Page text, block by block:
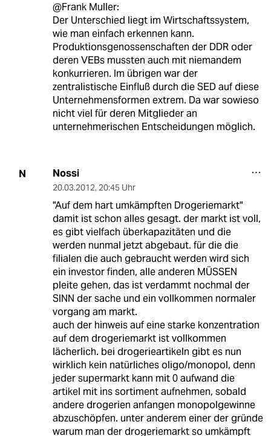
@Frank Muller:
Der Unterschied liegt im Wirtschaftssystem,
wie man einfach erkennen kann.
Produktionsgenossenschaften der DDR oder
deren VEBs mussten auch mit niemandem
konkurrieren. Im übrigen war der
zentralistische Einfluß durch die SED auf diese
Unternehmensformen extrem. Da war sowieso
nicht viel für deren Mitglieder an
unternehmerischen Entscheidungen möglich.
N Nossi
20.03.2012, 20:45 Uhr
"Auf dem hart umkämpften Drogeriemarkt"
damit ist schon alles gesagt. der markt ist voll,
es gibt vielfach überkapazitäten und die
werden nunmal jetzt abgebaut. für die die
filialen die auch gebraucht werden wird sich
ein investor finden, alle anderen MÜSSEN
pleite gehen, das ist verdammt nochmal der
SINN der sache und ein vollkommen normaler
vorgang am markt.
auch der hinweis auf eine starke konzentration
auf dem drogeriemarkt ist vollkommen
lächerlich. bei drogerieartikeln gibt es nun
wirklich kein natürliches oligo/monopol, denn
jeder supermarkt kann mit 0 aufwand die
artikel mit ins sortiment aufnehmen, sobald
andere drogerien anfangen monopolgewinne
abzuschöpfen. unter anderem einer der gründe
warum man der drogeriemarkt so umkämpft